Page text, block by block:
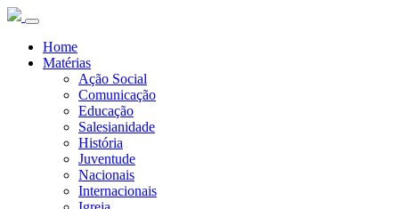
Home
Matérias
Ação Social
Comunicação
Educação
Salesianidade
História
Juventude
Nacionais
Internacionais